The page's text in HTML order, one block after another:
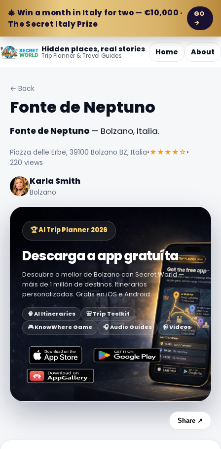
🎄 Win a month in Italy for two — €10,000 ·
The Secret Italy Prize
GO
→
Hidden places, real stories
Trip Planner & Travel Guides Home About
← Back
Fonte de Neptuno
Fonte de Neptuno — Bolzano, Italia.
Piazza delle Erbe, 39100 Bolzano BZ, Italia•★★★★☆•
220 views
Karla Smith
Bolzano
🏆 AI Trip Planner 2026
Descarga a app gratuíta
Descubre o mellor de Bolzano con Secret World —
máis de 1 millón de destinos. Itinerarios
personalizados. Gratis en iOS e Android.
🧠 AI Itineraries
🎒 Trip Toolkit
🎮 KnowWhere Game
🎧 Audio Guides 📹 Videos
Share ↗